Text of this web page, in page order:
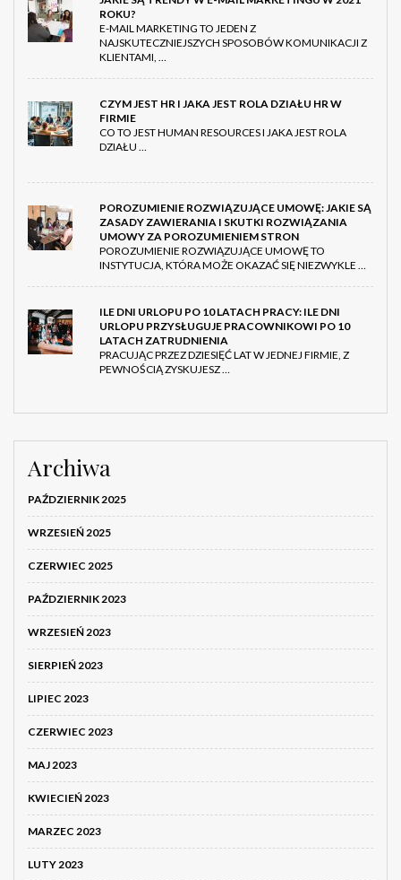
ROKU?
E-MAIL MARKETING TO JEDEN Z
NAJSKUTECZNIEJSZYCH SPOSOBÓW KOMUNIKACJI Z
KLIENTAMI, …
CZYM JEST HR I JAKA JEST ROLA DZIAŁU HR W
FIRMIE
CO TO JEST HUMAN RESOURCES I JAKA JEST ROLA
DZIAŁU …
POROZUMIENIE ROZWIĄZUJĄCE UMOWĘ: JAKIE SĄ
ZASADY ZAWIERANIA I SKUTKI ROZWIĄZANIA
UMOWY ZA POROZUMIENIEM STRON
POROZUMIENIE ROZWIĄZUJĄCE UMOWĘ TO
INSTYTUCJA, KTÓRA MOŻE OKAZAĆ SIĘ NIEZWYKLE …
ILE DNI URLOPU PO 10 LATACH PRACY: ILE DNI
URLOPU PRZYSŁUGUJE PRACOWNIKOWI PO 10
LATACH ZATRUDNIENIA
PRACUJĄC PRZEZ DZIESIĘĆ LAT W JEDNEJ FIRMIE, Z
PEWNOŚCIĄ ZYSKUJESZ …
Archiwa
PAŹDZIERNIK 2025
WRZESIEŃ 2025
CZERWIEC 2025
PAŹDZIERNIK 2023
WRZESIEŃ 2023
SIERPIEŃ 2023
LIPIEC 2023
CZERWIEC 2023
MAJ 2023
KWIECIEŃ 2023
MARZEC 2023
LUTY 2023